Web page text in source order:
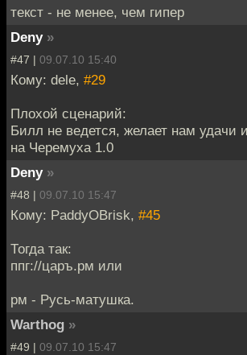
текст - не менее, чем гипер
Deny »
#47 | 09.07.10 15:40
Кому: dele, #29
Плохой сценарий:
Билл не ведется, желает нам удачи
на Черемуха 1.0
Deny »
#48 | 09.07.10 15:47
Кому: PaddyOBrisk, #45
Тогда так:
ппг://царъ.рм или
рм - Русь-матушка.
Warthog »
#49 | 09.07.10 15:47